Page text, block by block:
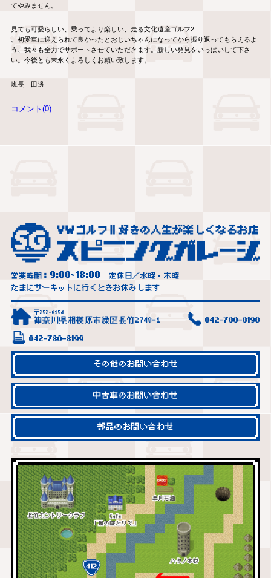
てやみません。
見ても可愛らしい、乗ってより楽しい、走る文化遺産ゴルフ2
。初愛車に迎えられて良かったとおじいちゃんになってから振り返ってもらえるよ
う、我々も全力でサポートさせていただきます。新しい発見をいっぱいして下さ
い。今後とも末永くよろしくお願い致します。
班長 田邊
コメント(0)
営業時間： 9:00~18:00
定休日／水曜・木曜
たまにサーキットに行くときお休みします
〒252-0154
神奈川県相模原市緑区長竹2748-1 042-780-8198
042-780-8199
その他のお問い合わせ
中古車のお問い合わせ
部品のお問い合わせ